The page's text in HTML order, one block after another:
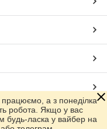
а з понеділка
робота. Якщо у вас
будь-ласка у вайбер на